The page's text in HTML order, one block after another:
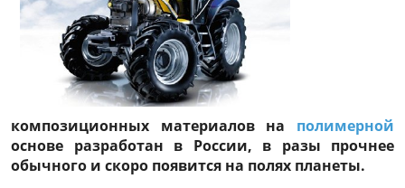
композиционных материалов на полимерной
основе разработан в России, в разы прочнее
обычного и скоро появится на полях планеты.